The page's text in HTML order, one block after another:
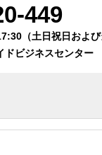
449
（土日祝日および
ドビジネスセンター